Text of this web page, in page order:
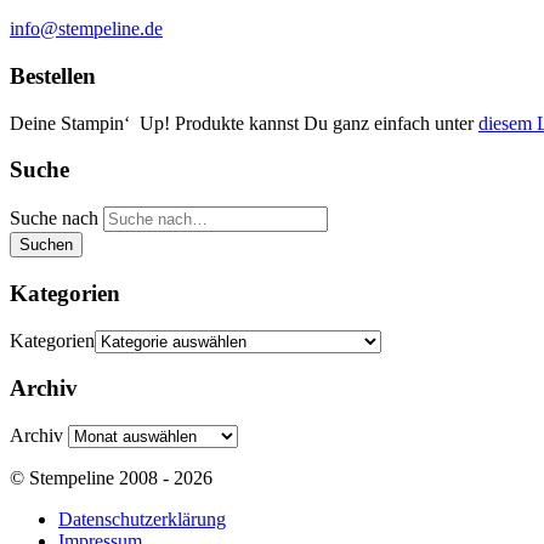
info@stempeline.de
Bestellen
Deine Stampin‘ Up! Produkte kannst Du ganz einfach unterdiesem
Suche
Suche nach
Suchen
Kategorien
Kategorien
Archiv
Archiv
© Stempeline 2008 - 2026
Datenschutzerklärung